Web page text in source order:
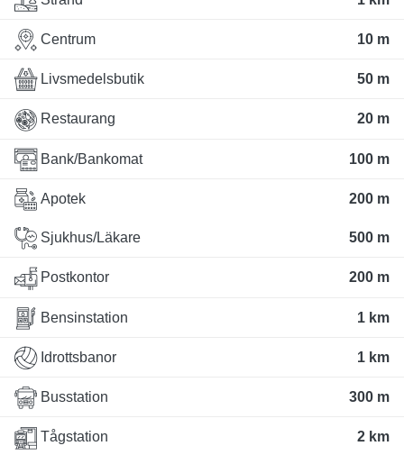
Centrum 10 m
Livsmedelsbutik 50 m
Restaurang 20 m
Bank/Bankomat 100 m
Apotek 200 m
Sjukhus/Läkare 500 m
Postkontor 200 m
Bensinstation 1 km
Idrottsbanor 1 km
Busstation 300 m
Tågstation 2 km